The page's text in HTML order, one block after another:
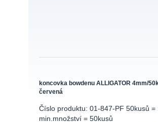
koncovka bowdenu ALLIGATOR 4mm/
červená
Číslo produktu: 01-847-PF 50kusů =
min.množství = 50kusů